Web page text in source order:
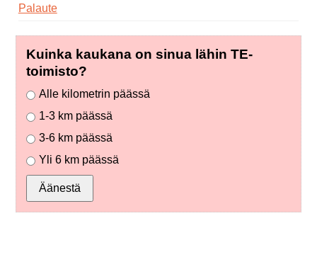
Palaute
Kuinka kaukana on sinua lähin TE-
toimisto?
Alle kilometrin päässä
1-3 km päässä
3-6 km päässä
Yli 6 km päässä
Äänestä